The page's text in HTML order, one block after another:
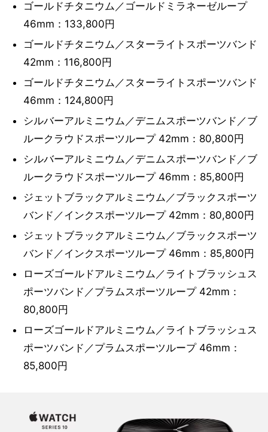
ゴールドチタニウム／ゴールドミラネーゼループ
46mm：133,800円
ゴールドチタニウム／スターライトスポーツバンド
42mm：116,800円
ゴールドチタニウム／スターライトスポーツバンド
46mm：124,800円
シルバーアルミニウム／デニムスポーツバンド／ブ
ルークラウドスポーツループ 42mm：80,800円
シルバーアルミニウム／デニムスポーツバンド／ブ
ルークラウドスポーツループ 46mm：85,800円
ジェットブラックアルミニウム／ブラックスポーツ
バンド／インクスポーツループ 42mm：80,800円
ジェットブラックアルミニウム／ブラックスポーツ
バンド／インクスポーツループ 46mm：85,800円
ローズゴールドアルミニウム／ライトブラッシュス
ポーツバンド／プラムスポーツループ 42mm：
80,800円
ローズゴールドアルミニウム／ライトブラッシュス
ポーツバンド／プラムスポーツループ 46mm：
85,800円